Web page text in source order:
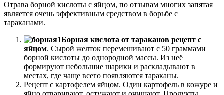
Отрава борной кислоты с яйцом, по отзывам многих запятая
является очень эффективным средством в борьбе с
тараканами.
Борная кислота от тараканов рецепт с
яйцом. Сырой желток перемешивают с 50 граммами
борной кислоты до однородной массы. Из неё
формируют небольшие шарики и раскладывают в
местах, где чаще всего появляются тараканы.
Рецепт с картофелем яйцом. Один картофель в кожуре и